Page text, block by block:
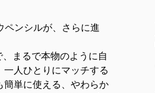
ペンシルが、さらに進
、まるで本物のように自
一人ひとりにマッチする
簡単に使える、やわらか